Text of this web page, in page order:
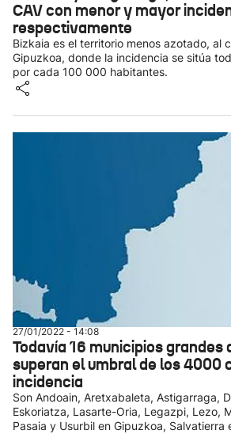
CAV con menor y mayor
respectivamente
Bizkaia es el territorio menos azotado, al
Gipuzkoa, donde la incidencia se sitúa
por cada 100 000 habitantes.
27/01/2022 - 14:08
Todavía 16 municipios grandes
superan el umbral de los 4000
incidencia
Son Andoain, Aretxabaleta, Astigarraga,
Eskoriatza, Lasarte-Oria, Legazpi, Lezo,
Pasaia y Usurbil en Gipuzkoa, Salvatierra